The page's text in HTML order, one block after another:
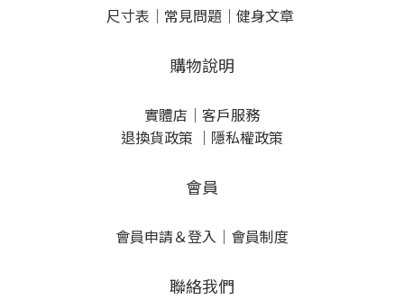
尺寸表 ｜ 常見問題 ｜ 健身文章
購物說明
實體店 ｜ 客戶服務
退換貨政策 ｜ 隱私權政策
會員
會員申請＆登入 ｜ 會員制度
聯絡我們